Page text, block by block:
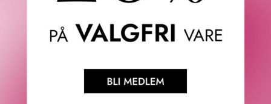
med en saftig puls. Parfymen åpner med en utsøkt
davanaolje, dens rike sensualitet blander seg med
Når parfymen smyger seg på huden din, avsløres merkets
ikoniske muskhjerte, mens den sofistikerte bulgarske